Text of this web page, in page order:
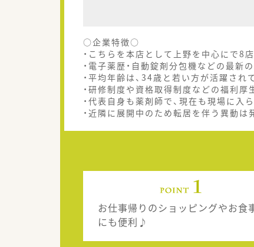
○企業特徴○
・こちらを本店として上野を中心にで8
・電子薬歴・自動錠剤分包機などの最新
・平均年齢は、34歳と若い方が活躍され
・研修制度や資格取得制度などの福利厚
・代表自身も薬剤師で、現在も現場に入
・近隣に展開中のため転居を伴う異動は
お仕事帰りのショッピングやお食
にも便利♪